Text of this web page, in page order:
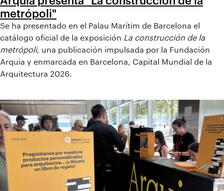
metrópoli"
Se ha presentado en el Palau Marítim de Barcelona el
catálogo oficial de la exposición La construcción de la
metrópoli, una publicación impulsada por la Fundación
Arquia y enmarcada en Barcelona, Capital Mundial de la
Arquitectura 2026.